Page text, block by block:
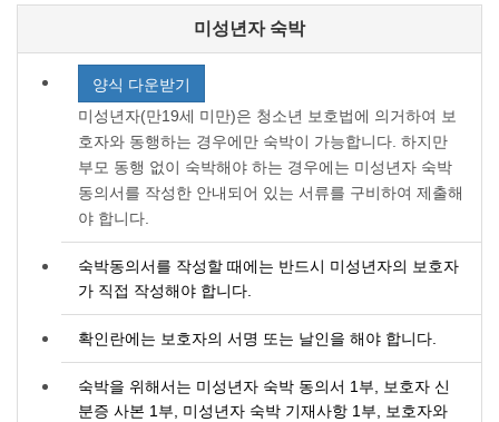
미성년자 숙박
양식 다운받기
미성년자(만19세 미만)은 청소년 보호법에 의거하여 보
호자와 동행하는 경우에만 숙박이 가능합니다. 하지만
부모 동행 없이 숙박해야 하는 경우에는 미성년자 숙박
동의서를 작성한 안내되어 있는 서류를 구비하여 제출해
야 합니다.
숙박동의서를 작성할 때에는 반드시 미성년자의 보호자
가 직접 작성해야 합니다.
확인란에는 보호자의 서명 또는 날인을 해야 합니다.
숙박을 위해서는 미성년자 숙박 동의서 1부, 보호자 신
분증 사본 1부, 미성년자 숙박 기재사항 1부, 보호자와